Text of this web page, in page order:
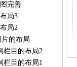
完善
局3
局2
片的布局
栏目的布局2
栏目的布局1